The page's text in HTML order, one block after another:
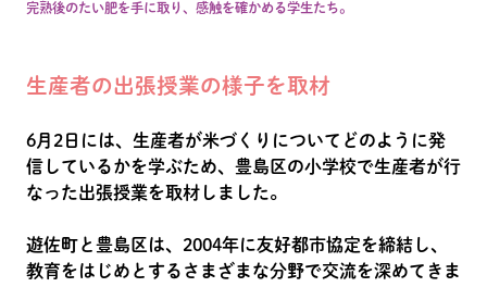
完熟後のたい肥を手に取り、感触を確かめる学生たち。
生産者の出張授業の様子を取材
6月2日には、生産者が米づくりについてどのように発
信しているかを学ぶため、豊島区の小学校で生産者が行
なった出張授業を取材しました。
遊佐町と豊島区は、2004年に友好都市協定を締結し、
教育をはじめとするさまざまな分野で交流を深めてきま